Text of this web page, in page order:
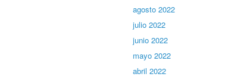
agosto 2022
julio 2022
junio 2022
mayo 2022
abril 2022